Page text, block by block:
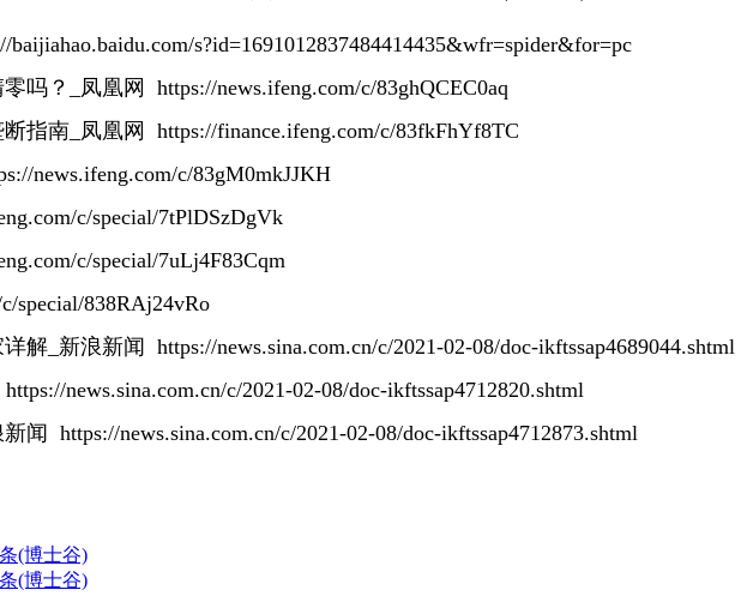
baijiahao.baidu.com/s?id=1691012837484414435&wfr=spider&for=pc
吗？_凤凰网 https://news.ifeng.com/c/83ghQCEC0aq
指南_凤凰网 https://finance.ifeng.com/c/83fkFhYf8TC
news.ifeng.com/c/83gM0mkJJKH
c/special/7tPlDSzDgVk
c/special/7uLj4F83Cqm
special/838RAj24vRo
解_新浪新闻 https://news.sina.com.cn/c/2021-02-08/doc-ikftssap4689044.shtml
https://news.sina.com.cn/c/2021-02-08/doc-ikftssap4712820.shtml
新闻 https://news.sina.com.cn/c/2021-02-08/doc-ikftssap4712873.shtml
(博士谷)
(博士谷)